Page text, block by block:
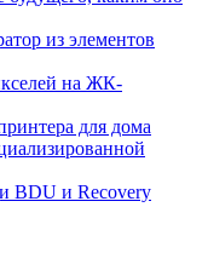
из элементов
на ЖК-
для дома
BDU и Recovery